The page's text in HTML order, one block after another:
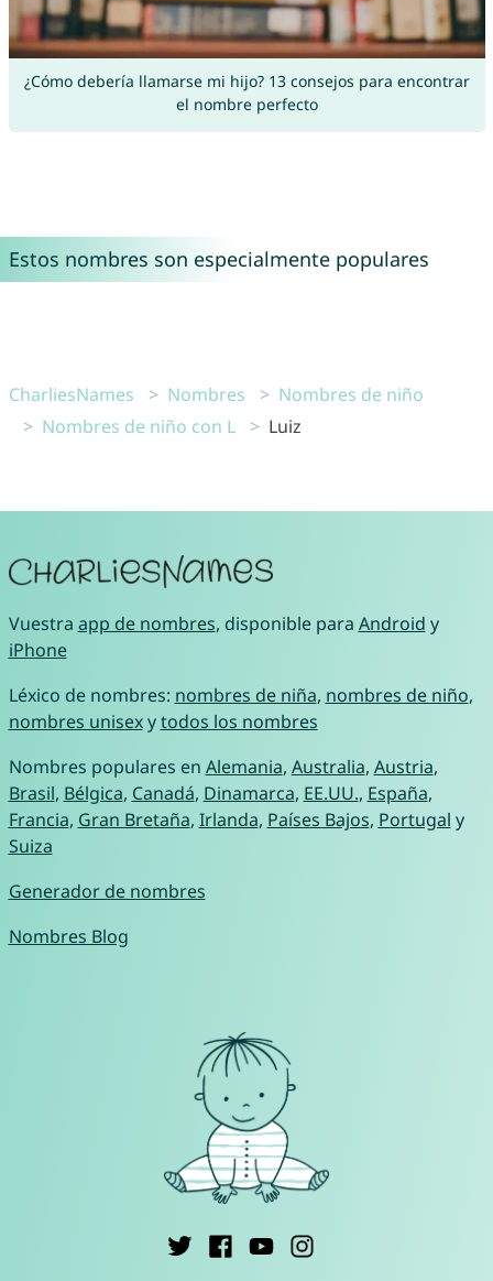
¿Cómo debería llamarse mi hijo? 13 consejos para encontrar
el nombre perfecto
Estos nombres son especialmente populares
CharliesNames Nombres
Nombres de niño
Nombres de niño con L
Luiz
Vuestra app de nombres, disponible para Android y
iPhone
Léxico de nombres: nombres de niña, nombres de niño,
nombres unisexytodos los nombres
Nombres populares en Alemania, Australia, Austria,
Brasil, Bélgica, Canadá, Dinamarca, EE.UU., España,
Francia, Gran Bretaña, Irlanda, Países Bajos, Portugal y
Suiza
Generador de nombres
Nombres Blog